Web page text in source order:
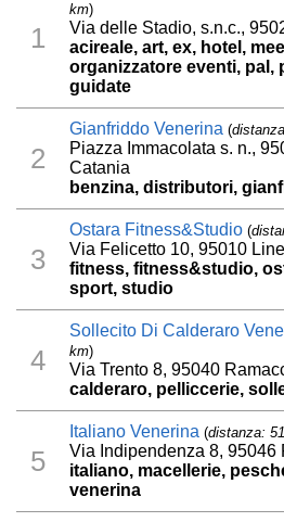
1
km)
Via delle Stadio, s.n.c.,
acireale, art, ex, hotel,
organizzatore eventi, pal,
guidate
2
Gianfriddo Venerina (
Piazza Immacolata s. n.,
Catania
benzina, distributori,
3
Ostara Fitness&Studio (
Via Felicetto 10, 95010
fitness, fitness&studio,
sport, studio
4
Sollecito Di Calderaro
km)
Via Trento 8, 95040
calderaro, pelliccerie,
5
Italiano Venerina (distanza:
Via Indipendenza 8, 95046
italiano, macellerie,
venerina